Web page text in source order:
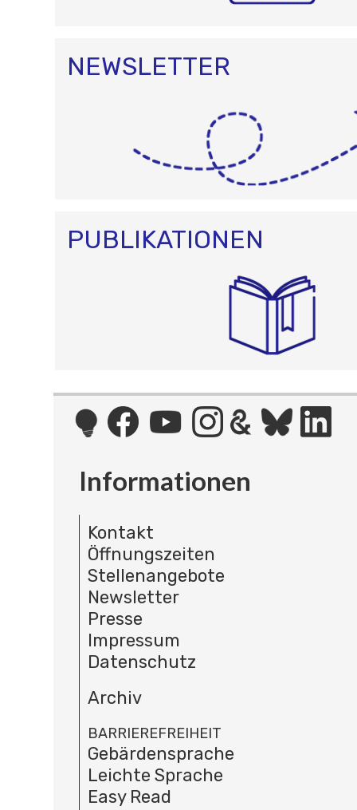
NEWSLETTER
PUBLIKATIONEN
Informationen
Kontakt
Öffnungszeiten
Stellenangebote
Newsletter
Presse
Impressum
Datenschutz
Archiv
BARRIEREFREIHEIT
Gebärdensprache
Leichte Sprache
Easy Read